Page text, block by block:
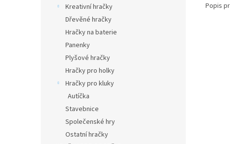
Kreativní hračky
Dřevěné hračky
Hračky na baterie
Panenky
Plyšové hračky
Hračky pro holky
Hračky pro kluky
Autíčka
Stavebnice
Společenské hry
Ostatní hračky
Popis